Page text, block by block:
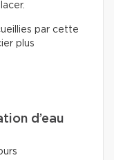
par cette
plus
d’eau